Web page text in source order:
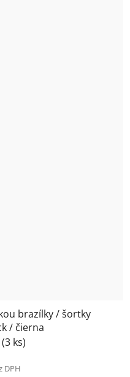
brazílky / šortky
/ čierna
(3 ks)
DPH